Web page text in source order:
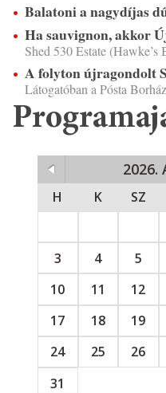
Balatoni a nagydíjas
Ha sauvignon, akkor
Shed 530 Estate (Hawke’s
A folyton újragondolt
Látogatóban a Pósta
2026.
H K SZ
3
4 5
10
11 12
17
18 19
24
25 26
31